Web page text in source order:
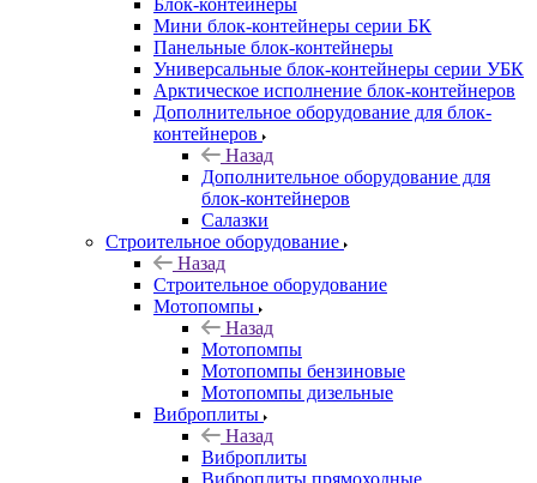
Блок-контейнеры
Мини блок-контейнеры серии БК
Панельные блок-контейнеры
Универсальные блок-контейнеры серии УБК
Арктическое исполнение блок-контейнеров
Дополнительное оборудование для блок-
контейнеров
Назад
Дополнительное оборудование для
блок-контейнеров
Салазки
Строительное оборудование
Назад
Строительное оборудование
Мотопомпы
Назад
Мотопомпы
Мотопомпы бензиновые
Мотопомпы дизельные
Виброплиты
Назад
Виброплиты
Виброплиты прямоходные